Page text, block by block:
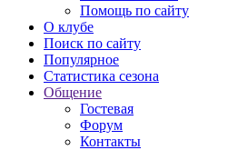
Помощь по сайту
О клубе
Поиск по сайту
Популярное
Статистика сезона
Общение
Гостевая
Форум
Контакты